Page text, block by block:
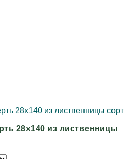
28х140 из лиственницы